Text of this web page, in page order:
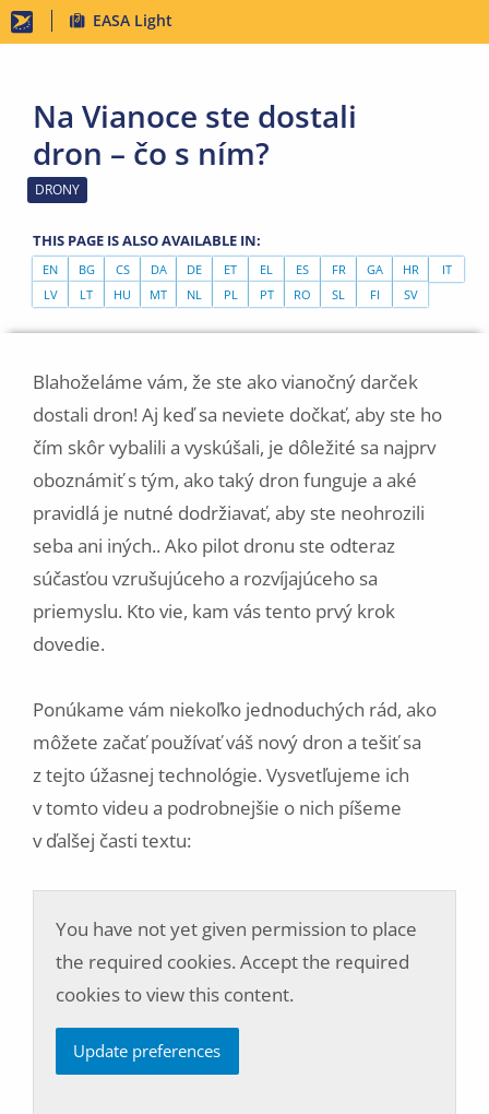
Skip
to
content
EASA Light
Na Vianoce ste dostali
dron – čo s ním?
DRONY
THIS PAGE IS ALSO AVAILABLE IN:
EN BG CS DA DE ET EL ES FR GA HR
IT
LV
LT HU MT NL PL PT RO SL FI SV
Blahoželáme vám, že ste ako vianočný darček
dostali dron! Aj keď sa neviete dočkať, aby ste ho
čím skôr vybalili a vyskúšali, je dôležité sa najprv
oboznámiť s tým, ako taký dron funguje a aké
pravidlá je nutné dodržiavať, aby ste neohrozili
seba ani iných.. Ako pilot dronu ste odteraz
súčasťou vzrušujúceho a rozvíjajúceho sa
priemyslu. Kto vie, kam vás tento prvý krok
dovedie.
Ponúkame vám niekoľko jednoduchých rád, ako
môžete začať používať váš nový dron a tešiť sa
z tejto úžasnej technológie. Vysvetľujeme ich
v tomto videu a podrobnejšie o nich píšeme
v ďalšej časti textu:
You have not yet given permission to place
the required cookies. Accept the required
cookies to view this content.
Update preferences